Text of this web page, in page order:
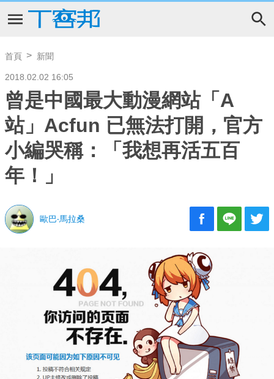
首頁 新聞
2018.02.02 16:05
曾是中國最大動漫網站「A
站」Acfun 已無法打開，官方
小編哭稱：「我想再活五百
年！」
歐巴‧馬拉桑